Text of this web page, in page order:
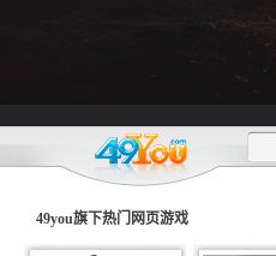
49you旗下热门 网页游戏